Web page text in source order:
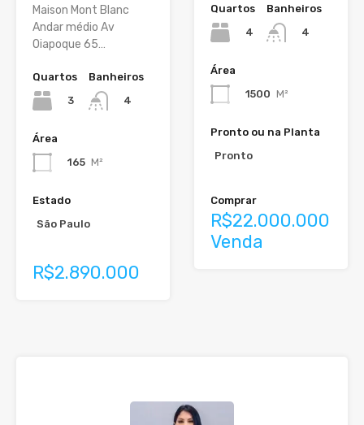
Maison Mont Blanc
Andar médio Av
Oiapoque 65…
Quartos
3
Banheiros
4
Área
165 M²
Estado
São Paulo
R$2.890.000
Quartos
4
Banheiros
4
Área
1500 M²
Pronto ou na Planta
Pronto
Comprar
R$22.000.000
Venda